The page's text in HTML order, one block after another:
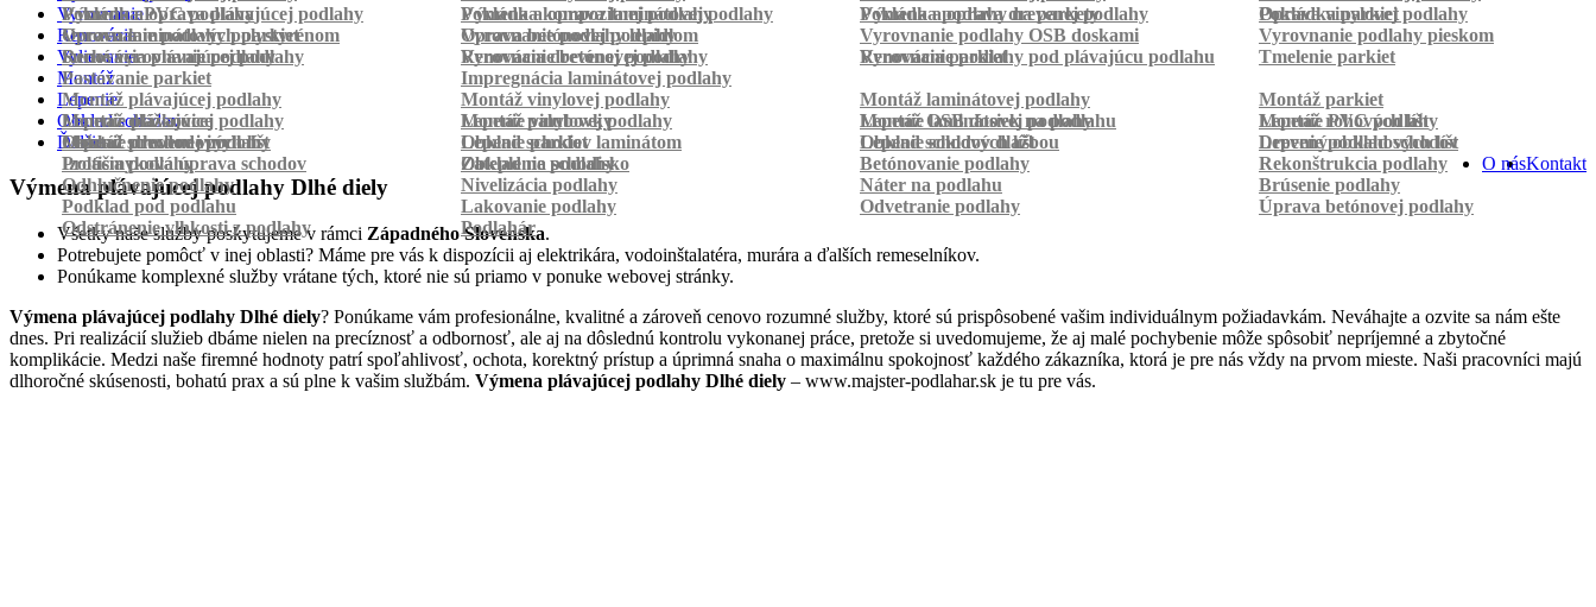
Pokládka PVC podlahy
Pokládka kompozitnej podlahy Pokládka podlahy na parkety Pokládka parkiet
Výmena a oprava plávajúcej podlahy
Výmena a oprava laminátovej podlahy Výmena a oprava drevenej podlahy
Oprava vinylovej podlahy
Oprava laminátových parkiet
Oprava betónovej podlahy
Vyrovnanie
Vyrovnanie podlahy polystyrénom
Vyrovnanie podlahy lepidlom Vyrovnanie podlahy OSB doskami
Vyrovnanie podlahy pieskom
Suché vyrovnanie podlahy
Vyrovnanie betónovej podlahy Vyrovnanie podlahy pod plávajúcu podlahu
Renovácia
Renovácia plávajúcej podlahy
Renovácia drevenej podlahy Renovácia parkiet
Tmelenie parkiet
Pastovanie parkiet
Impregnácia laminátovej podlahy
Vylievanie
Montáž
Montáž plávajúcej podlahy
Montáž vinylovej podlahy Montáž laminátovej podlahy
Montáž parkiet
Montáž dlážkovice
Montáž palubovky Montáž OSB dosiek na podlahu
Montáž rohových líšt
Montáž prechodových líšt
Lepenie
Lepenie plávajúcej podlahy
Lepenie vinylovej podlahy Lepenie laminátovej podlahy
Lepenie PVC podlahy
Lepenie drevenej podlahy
Lepenie parkiet Lepenie soklových líšt Lepenie podlahových líšt
Obklad schodov
Obklad schodov vinylom
Obklad schodov laminátom Obklad schodov dlažbou
Drevený obklad schodov
Protišmyková úprava schodov
Obklad na schodisko
Ďalšie
Izolácia podlahy
Zateplenie podlahy Betónovanie podlahy
Rekonštrukcia podlahy
Odhlučnenie podlahy
Nivelizácia podlahy Náter na podlahu
Brúsenie podlahy
Podklad pod podlahu
Lakovanie podlahy Odvetranie podlahy
Úprava betónovej podlahy
Odstránenie vlhkosti z podlahy
Podlahár
Kontakt
O nás
Výmena plávajúcej podlahy Dlhé diely
Všetky naše služby poskytujeme v rámci Západného Slovenska.
Potrebujete pomôcť v inej oblasti? Máme pre vás k dispozícii aj elektrikára, vodoinštalatéra, murára a ďalších remeselníkov.
Ponúkame komplexné služby vrátane tých, ktoré nie sú priamo v ponuke webovej stránky.
Výmena plávajúcej podlahy Dlhé diely? Ponúkame vám profesionálne, kvalitné a zároveň cenovo rozumné služby, ktoré sú prispôsobené vašim individuálnym požiadavkám. Neváhajte a ozvite sa nám ešte
dnes. Pri realizácií služieb dbáme nielen na precíznosť a odbornosť, ale aj na dôslednú kontrolu vykonanej práce, pretože si uvedomujeme, že aj malé pochybenie môže spôsobiť nepríjemné a zbytočné
komplikácie. Medzi naše firemné hodnoty patrí spoľahlivosť, ochota, korektný prístup a úprimná snaha o maximálnu spokojnosť každého zákazníka, ktorá je pre nás vždy na prvom mieste. Naši pracovníci majú
dlhoročné skúsenosti, bohatú prax a sú plne k vašim službám. Výmena plávajúcej podlahy Dlhé diely – www.majster-podlahar.sk je tu pre vás.